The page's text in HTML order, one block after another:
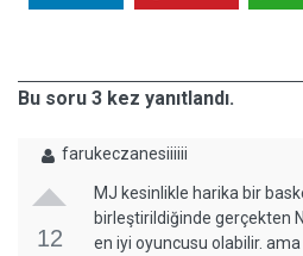
Bu soru 3 kez yanıtlandı.
farukeczanesiiiiii
12
MJ kesinlikle harika bir
birleştirildiğinde gerçekten
en iyi oyuncusu olabilir.